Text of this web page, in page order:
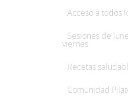
Acceso a todos
Sesiones de
viernes
Recetas
Comunidad